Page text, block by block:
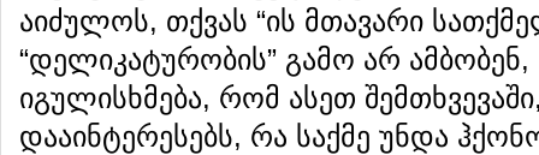
აიძულოს, თქვას “ის მთავარი
“დელიკატურობის” გამო არ
იგულისხმება, რომ ასეთ
დააინტერესებს, რა საქმე უნდა